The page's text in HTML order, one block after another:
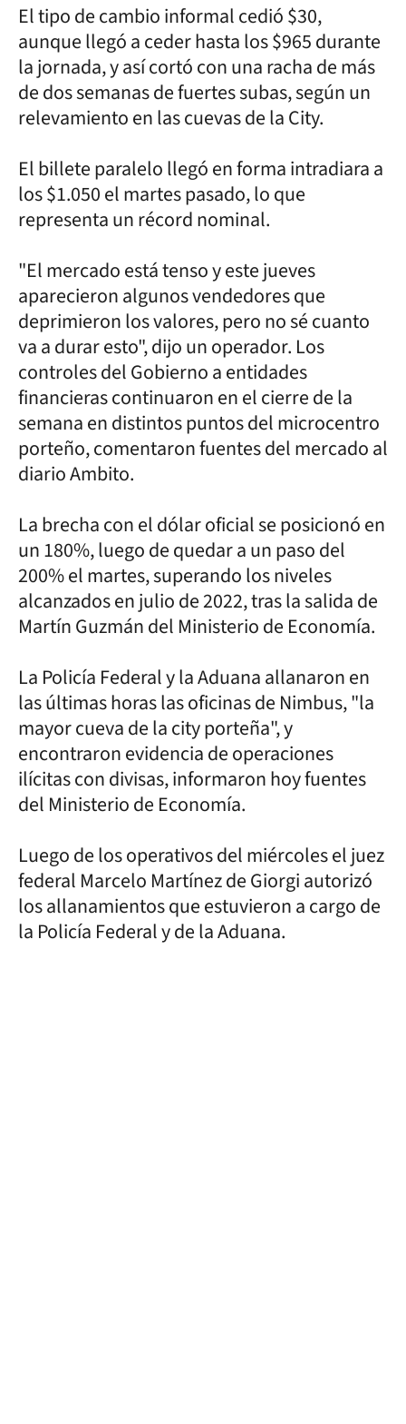
El tipo de cambio informal cedió $30,
aunque llegó a ceder hasta los $965 durante
la jornada, y así cortó con una racha de más
de dos semanas de fuertes subas, según un
relevamiento en las cuevas de la City.
El billete paralelo llegó en forma intradiara a
los $1.050 el martes pasado, lo que
representa un récord nominal.
"El mercado está tenso y este jueves
aparecieron algunos vendedores que
deprimieron los valores, pero no sé cuanto
va a durar esto", dijo un operador. Los
controles del Gobierno a entidades
financieras continuaron en el cierre de la
semana en distintos puntos del microcentro
porteño, comentaron fuentes del mercado al
diario Ambito.
La brecha con el dólar oficial se posicionó en
un 180%, luego de quedar a un paso del
200% el martes, superando los niveles
alcanzados en julio de 2022, tras la salida de
Martín Guzmán del Ministerio de Economía.
La Policía Federal y la Aduana allanaron en
las últimas horas las oficinas de Nimbus, "la
mayor cueva de la city porteña", y
encontraron evidencia de operaciones
ilícitas con divisas, informaron hoy fuentes
del Ministerio de Economía.
Luego de los operativos del miércoles el juez
federal Marcelo Martínez de Giorgi autorizó
los allanamientos que estuvieron a cargo de
la Policía Federal y de la Aduana.